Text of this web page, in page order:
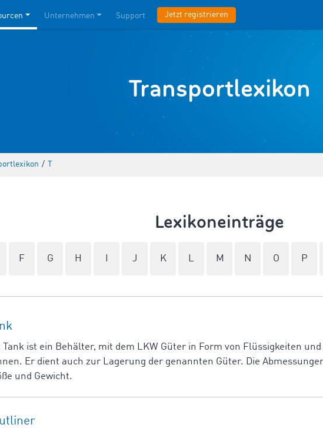
Unternehmen Support Jetzt registrieren
Transportlexikon
/
Lexikoneinträge
F G H J K L M N O P
Tank ist ein Behälter, mit dem LKW Güter in Form von Flüssigkeiten
Er dient auch zur Lagerung der genannten Güter. Die
und Gewicht.